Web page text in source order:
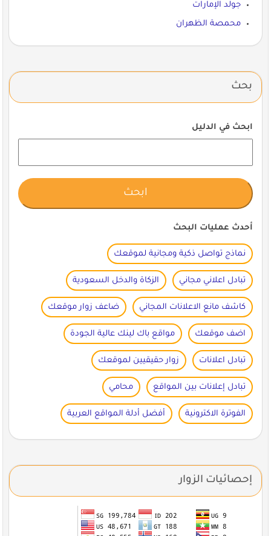
جولد الإمارات
محمصة الظهران
بحث
ابحث في الدليل
أحدث عمليات البحث
نماذج تواصل ذكية ومجانية لموقعك
تبادل اعلاني مجاني الزكاة والدخل السعودية
كاشف مانع الاعلانات المجاني ضاعف زوار موقعك
اضف موقعك مواقع باك لينك عالية الجودة
تبادل اعلانات زوار حقيقيين لموقعك
تبادل إعلانات بين المواقع محامي
الفوترة الاكترونية أفضل أدلة المواقع العربية
إحصائيات الزوار